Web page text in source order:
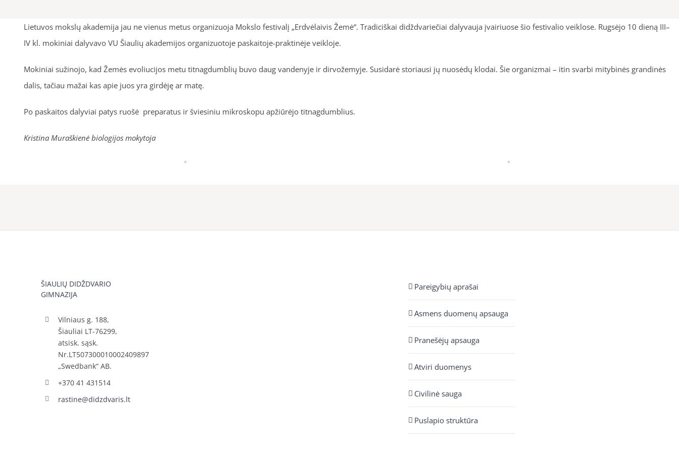
Lietuvos mokslų akademija jau ne vienus metus organizuoja Mokslo festivalį „Erdvėlaivis Žemė“. Tradiciškai didždvariečiai dalyvauja įvairiuose šio festivalio veiklose. Rugsėjo 10 dieną III–
IV kl. mokiniai dalyvavo VU Šiaulių akademijos organizuotoje paskaitoje-praktinėje veikloje.
Mokiniai sužinojo, kad Žemės evoliucijos metu titnagdumblių buvo daug vandenyje ir dirvožemyje. Susidarė storiausi jų nuosėdų klodai. Šie organizmai – itin svarbi mitybinės grandinės
dalis, tačiau mažai kas apie juos yra girdėję ar matę.
Po paskaitos dalyviai patys ruošė preparatus ir šviesiniu mikroskopu apžiūrėjo titnagdumblius.
Kristina Muraškienė biologijos mokytoja
ŠIAULIŲ DIDŽDVARIO
GIMNAZIJA
Vilniaus g. 188,
Šiauliai LT-76299,
atsisk. sąsk.
Nr.LT507300010002409897
„Swedbank“ AB.
+370 41 431514
rastine@didzdvaris.lt
Pareigybių aprašai
Asmens duomenų apsauga
Pranešėjų apsauga
Atviri duomenys
Civilinė sauga
Puslapio struktūra